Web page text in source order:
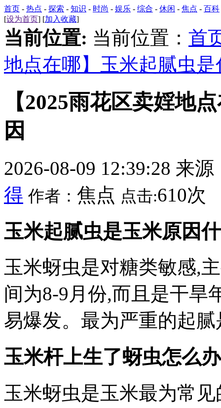
首页 - 热点 - 探索 - 知识 - 时尚 - 娱乐 - 综合 - 休闲 - 焦点 - 百科
[设为首页] [加入收藏]
当前位置: 当前位置： 首
地点在哪】玉米起腻虫
【2025雨花区卖婬地
因
2026-08-09 12:39:28 来源
得 作者： 焦点 点击:610次
玉米起腻虫是玉米原因
玉米蚜虫是对糖类敏感,
间为8-9月份,而且是干旱
易爆发。最为严重的起
玉米杆上生了蚜虫怎么
玉米蚜虫是玉米最为常